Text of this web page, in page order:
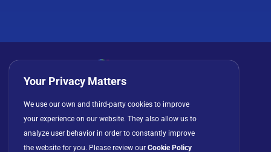
Política de privacidad Cookies
Acuerdo de licencia
Your Privacy Matters
We use our own and third-party cookies to improve
your experience on our website. They also allow us to
analyze user behavior in order to constantly improve
the website for you. Please review our Cookie Policy